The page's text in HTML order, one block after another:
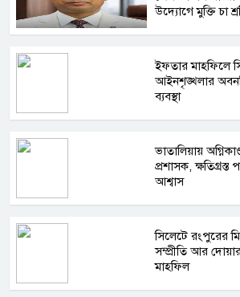
উদ্যোগে মুক্তি চা
ইফতার মাহফিলে
আইনশৃঙ্খলার
ব্যবস্থা
ভাতালিয়ায়
প্রশাসক, ক্ষতিগ্রস্ত
আশ্বাস
সিলেটে রংপুরের
সম্প্রীতি আর
মাহফিল